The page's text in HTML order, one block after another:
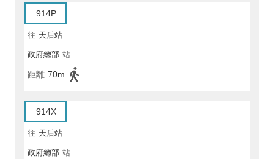
914P
往 天后站
政府總部 站
距離 70m
914X
往 天后站
政府總部 站